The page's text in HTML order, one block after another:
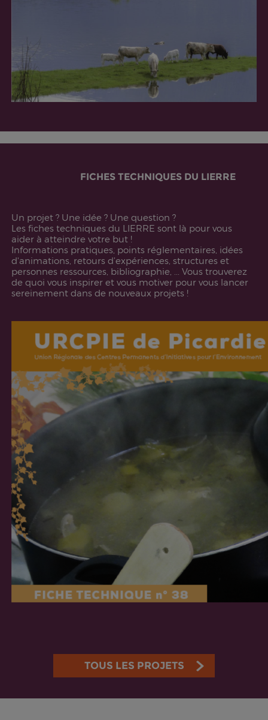
FICHES TECHNIQUES DU LIERRE
Un projet ? Une idée ? Une question ?
Les fiches techniques du LIERRE sont là pour vous
aider à atteindre votre but !
Informations pratiques, points réglementaires, idées
d'animations, retours d’expériences, structures et
personnes ressources, bibliographie, ... Vous trouverez
de quoi vous inspirer et vous motiver pour vous lancer
sereinement dans de nouveaux projets !
TOUS LES PROJETS